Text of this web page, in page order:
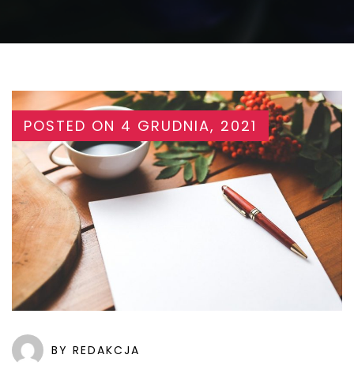
POSTED ON 4 GRUDNIA, 2021
BY REDAKCJA